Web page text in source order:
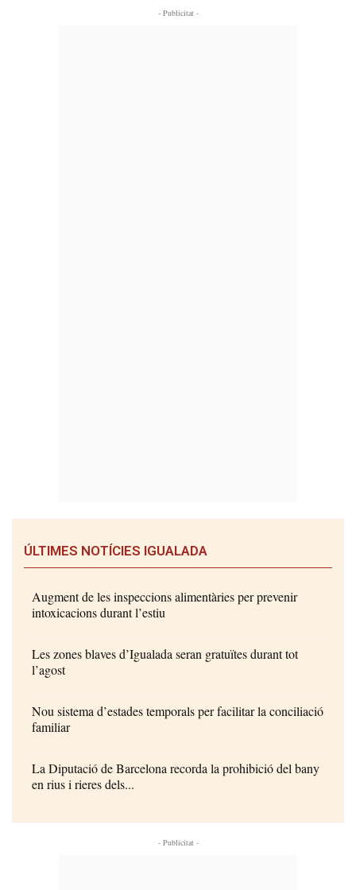
- Publicitat -
ÚLTIMES NOTÍCIES IGUALADA
Augment de les inspeccions alimentàries per prevenir
intoxicacions durant l’estiu
Les zones blaves d’Igualada seran gratuïtes durant tot
l’agost
Nou sistema d’estades temporals per facilitar la conciliació
familiar
La Diputació de Barcelona recorda la prohibició del bany
en rius i rieres dels...
- Publicitat -